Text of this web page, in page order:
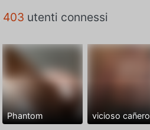
403 utenti connessi
Phantom vicioso cañero